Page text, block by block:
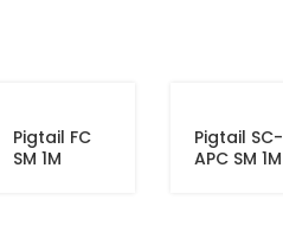
Pigtail FC
SM 1M
Pigtail SC-
APC SM 1M